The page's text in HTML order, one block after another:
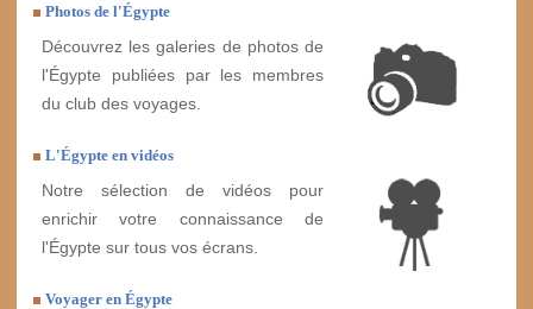
Photos de l'Égypte
Découvrez les galeries de photos de
l'Égypte publiées par les membres
du club des voyages.
L'Égypte en vidéos
Notre sélection de vidéos pour
enrichir votre connaissance de
l'Égypte sur tous vos écrans.
Voyager en Égypte